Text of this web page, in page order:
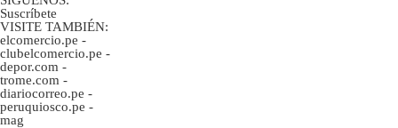
Suscríbete
VISITE TAMBIÉN:
elcomercio.pe -
clubelcomercio.pe -
depor.com -
trome.com -
diariocorreo.pe -
peruquiosco.pe -
mag